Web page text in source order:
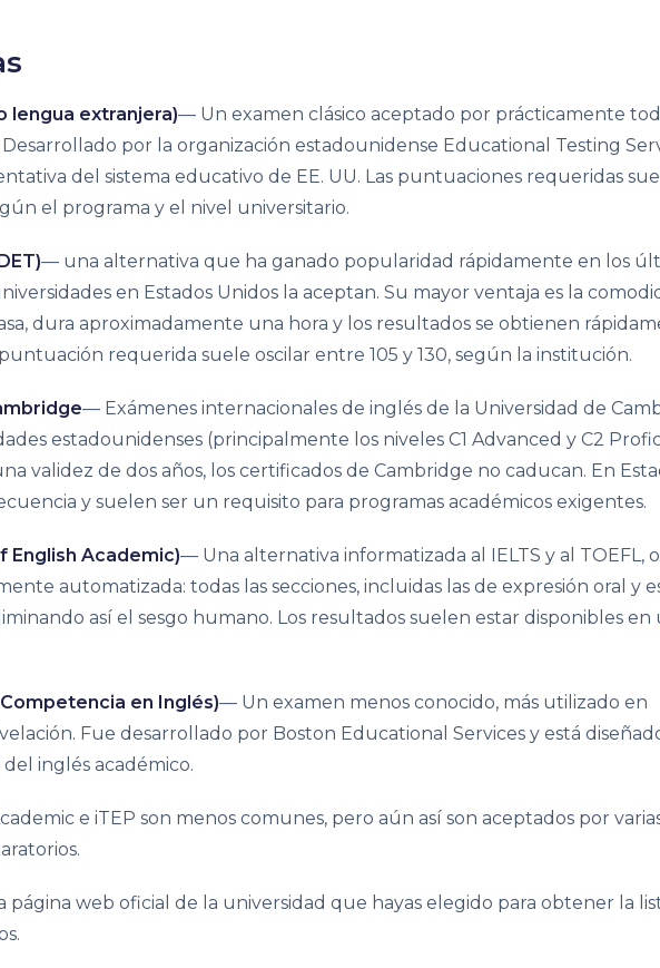
lengua extranjera)— Un examen clásico aceptado por prácticamente
por la organización estadounidense Educational Testing
del sistema educativo de EE. UU. Las puntuaciones requeridas
el programa y el nivel universitario.
— una alternativa que ha ganado popularidad rápidamente en los
en Estados Unidos la aceptan. Su mayor ventaja es la
dura aproximadamente una hora y los resultados se obtienen
requerida suele oscilar entre 105 y 130, según la institución.
— Exámenes internacionales de inglés de la Universidad de
estadounidenses (principalmente los niveles C1 Advanced y C2
validez de dos años, los certificados de Cambridge no caducan. En
y suelen ser un requisito para programas académicos exigentes.
English Academic)— Una alternativa informatizada al IELTS y al TOEFL,
automatizada: todas las secciones, incluidas las de expresión oral y
así el sesgo humano. Los resultados suelen estar disponibles en
en Inglés)— Un examen menos conocido, más utilizado en
Fue desarrollado por Boston Educational Services y está
inglés académico.
e iTEP son menos comunes, pero aún así son aceptados por
página web oficial de la universidad que hayas elegido para obtener la